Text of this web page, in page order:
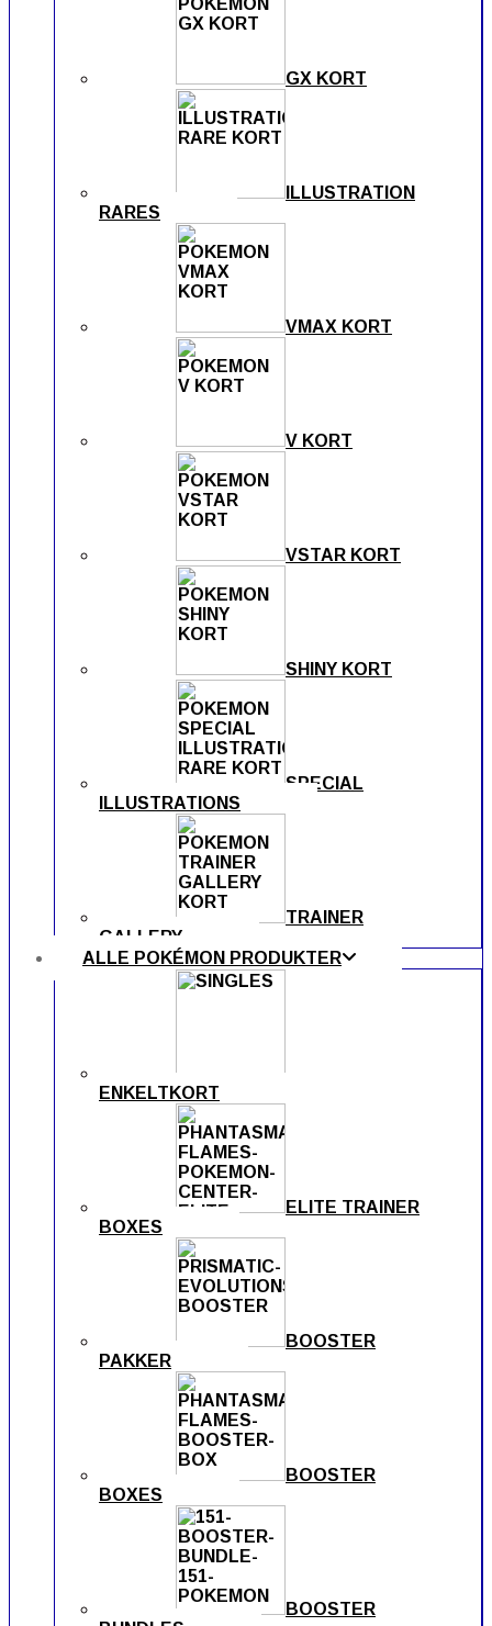
GX KORT
ILLUSTRATION
RARES
VMAX KORT
V KORT
VSTAR KORT
SHINY KORT
SPECIAL
ILLUSTRATIONS
TRAINER
GALLERY
ALLE POKÉMON PRODUKTER
ENKELTKORT
ELITE TRAINER
BOXES
BOOSTER
PAKKER
BOOSTER
BOXES
BOOSTER